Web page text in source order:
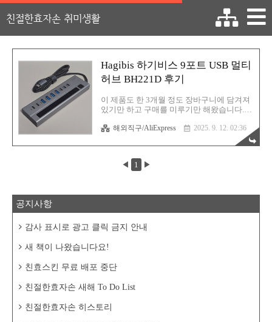
친절한효자손 취미생활
Hagibis 하기비스 9포트 USB 멀티
허브 BH221D 후기
이 제품도 한 3개월 정도 장바구니에 담겨져
있기만 하고 구매를 미루기만 해왔습니다.
었기 때문입니다. 통탄스럽게도 말입니다.
그러나 계속해서 눈에 밟혀 왔던 나머지 결
국 저는 기존의 USB 허브를 처분해 버렸고
새 식구를 맞이할 결심을 하게 됩니다. 사실
그동안 다양한 USB 멀티 허브를 사용해 왔기
니다. 원래 그렇잖아요? 뭐든 비교해보려면
이것입니다. Hagibis라는 브랜드인데 한국에
하기비스라고 합니다. (난 당연히 하지비스
해외직구/AliExpress 2025. 9. 12. 02:36
◀ 1 ▶
공지사항
감사 표시로 광고 클릭 금지 안내
새 책이 나왔습니다요!
친효스킨 무료 배포 중단
친절한효자손 새해 To Do List
친절한효자손 히스토리